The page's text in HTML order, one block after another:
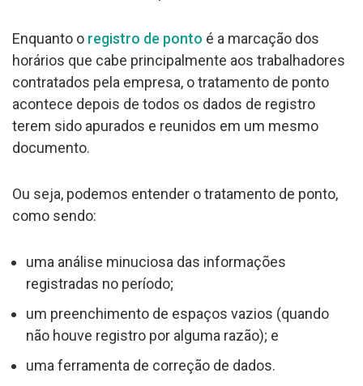
Enquanto o registro de ponto é a marcação dos
horários que cabe principalmente aos trabalhadores
contratados pela empresa, o tratamento de ponto
acontece depois de todos os dados de registro
terem sido apurados e reunidos em um mesmo
documento.
Ou seja, podemos entender o tratamento de ponto,
como sendo:
uma análise minuciosa das informações
registradas no período;
um preenchimento de espaços vazios (quando
não houve registro por alguma razão); e
uma ferramenta de correção de dados.